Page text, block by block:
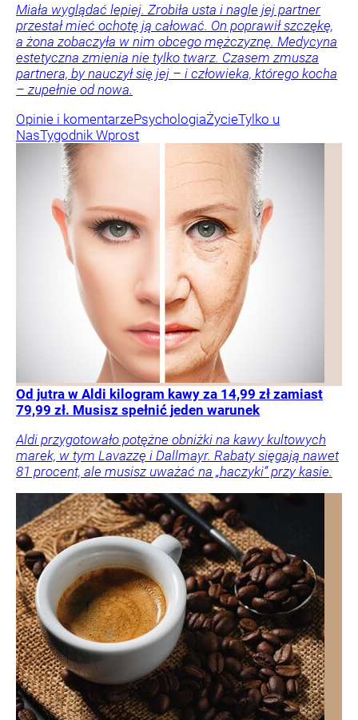
Miała wyglądać lepiej. Zrobiła usta i nagle jej partner
przestał mieć ochotę ją całować. On poprawił szczękę,
a żona zobaczyła w nim obcego mężczyznę. Medycyna
estetyczna zmienia nie tylko twarz. Czasem zmusza
partnera, by nauczył się jej – i człowieka, którego kocha
– zupełnie od nowa.
Opinie i komentarzePsychologiaŻycieTylko u
NasTygodnik Wprost
Od jutra w Aldi kilogram kawy za 14,99 zł zamiast
79,99 zł. Musisz spełnić jeden warunek
Aldi przygotowało potężne obniżki na kawy kultowych
marek, w tym Lavazzę i Dallmayr. Rabaty sięgają nawet
81 procent, ale musisz uważać na „haczyki” przy kasie.